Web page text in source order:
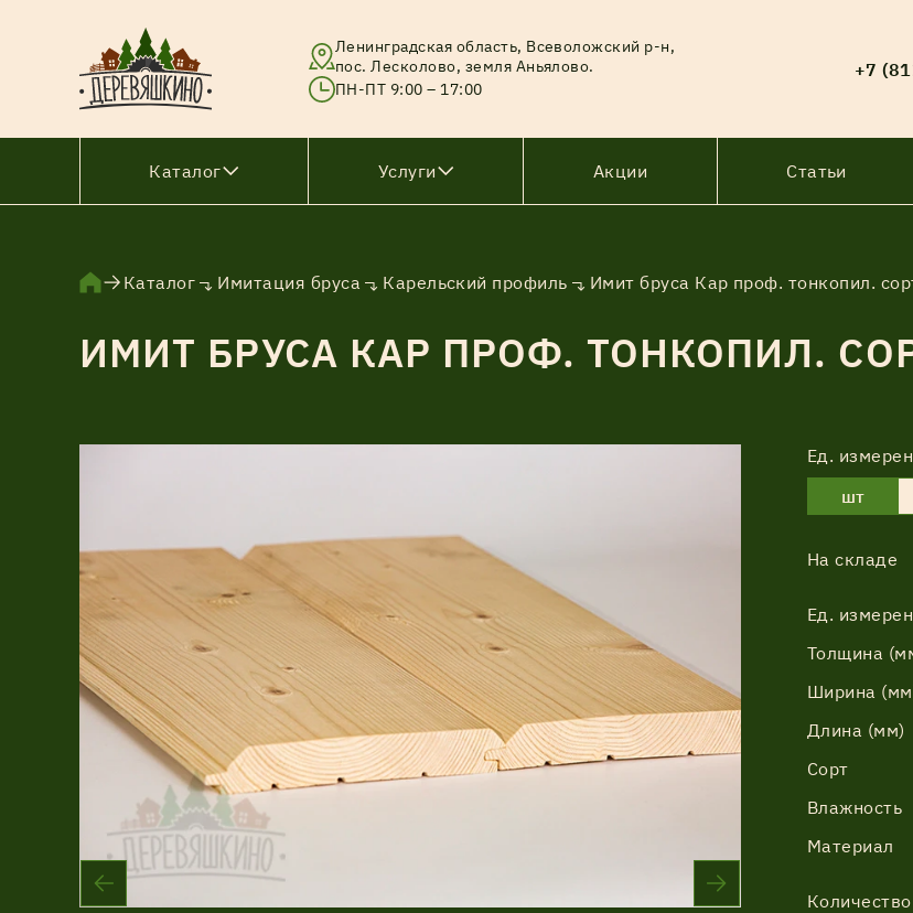
Ленинградская область, Всеволожский р-н,
пос. Лесколово, земля Аньялово.
ПН-ПТ 9:00 – 17:00
+7
Каталог
Брусок
Вагонка
Доска тонкопиленная
Крашеная продукция
Планкен
Рейка
Террасная доска
Фасадная доска
Услуги Акции Статьи
Каталог Имитация бруса Карельский профиль Имит бруса Кар проф. тонкопил.
ИМИТ БРУСА КАР ПРОФ. ТОНКОПИЛ.
Ед.
шт
На складе
Ед.
Толщина
Ширина
Длина (мм)
Сорт
Влажность
Материал
Количество
персональных данных
Соглашение об обработке
персональных данных